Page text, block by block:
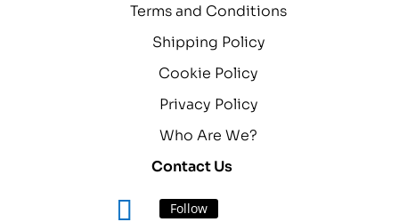
Terms and Conditions
Shipping Policy
Cookie Policy
Privacy Policy
Who Are We?
Contact Us
Follow